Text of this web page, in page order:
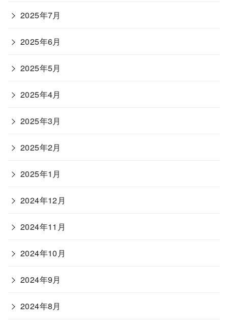
2025年7月
2025年6月
2025年5月
2025年4月
2025年3月
2025年2月
2025年1月
2024年12月
2024年11月
2024年10月
2024年9月
2024年8月